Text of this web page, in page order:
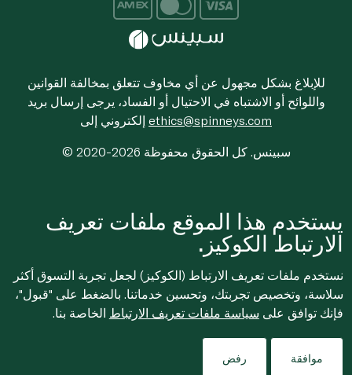
للإبلاغ بشكل مجهول عن أي مخاوف تتعلق بمخالفة القوانين
واللوائح أو الاشتباه في الاحتيال أو الفساد، يرجى إرسال بريد
ethics@spinneys.com
© 2020-2026 سبينس. كل الحقوق محفوظة
يستخدم هذا الموقع ملفات تعريف
الارتباط الكوكيز.
نستخدم ملفات تعريف الارتباط (الكوكيز) لجعل تجربة التسوق أكثر
سلاسة، وتخصيص تجربتك، وتحسين خدماتنا. بالضغط على "قبول"،
فإنك توافق على سياسة ملفات تعريف الارتباط الخاصة بنا.
موافقة رفض